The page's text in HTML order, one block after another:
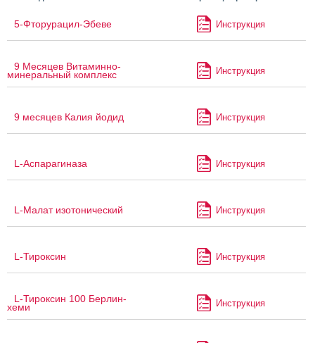
5-Фторурацил-Эбеве Инструкция
9 Месяцев Витаминно-
минеральный комплекс Инструкция
9 месяцев Калия йодид Инструкция
L-Аспарагиназа Инструкция
L-Малат изотонический Инструкция
L-Тироксин Инструкция
L-Тироксин 100 Берлин-
хеми Инструкция